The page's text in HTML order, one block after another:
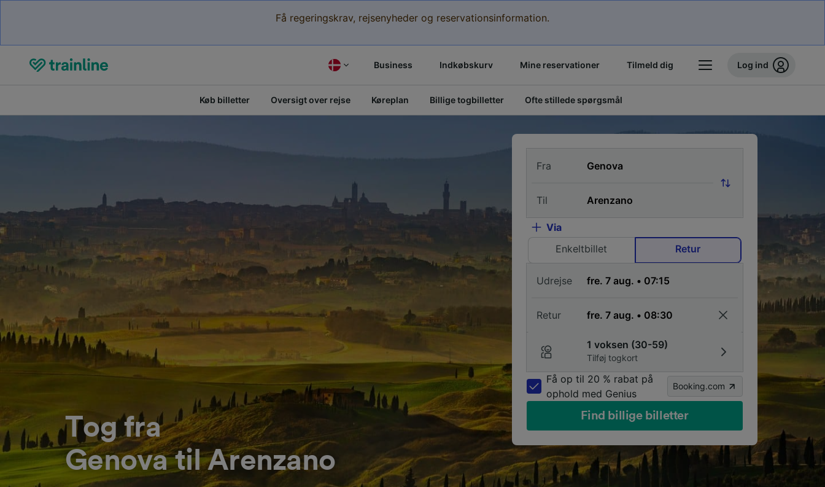
Få regeringskrav, rejsenyheder og reservationsinformation.
Business Indkøbskurv Mine reservationer Tilmeld dig Log ind
Køb billetter Oversigt over rejse Køreplan Billige togbilletter Ofte stillede spørgsmål
Tog fra
Genova til Arenzano
Fra
Til
Via
Enkeltbillet
Retur
Udrejse
Retur
1 voksen (30-59)
Tilføj togkort
Få op til 20 % rabat på
ophold med Genius
Booking.com
Find billige billetter